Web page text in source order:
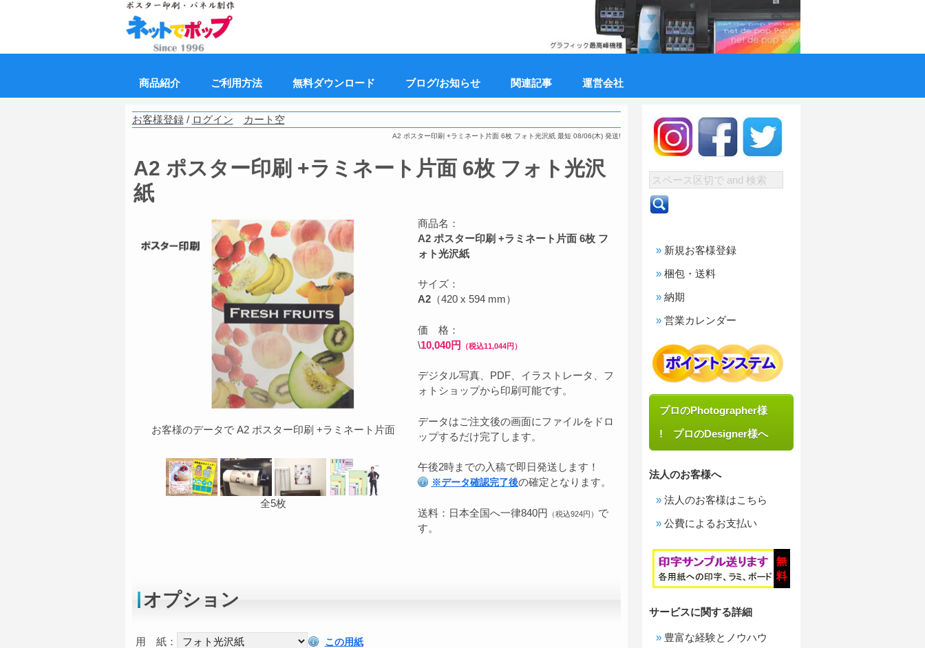
商品紹介 ご利用方法 無料ダウンロード ブログ/お知らせ 関連記事 運営会社
お客様登録/ ログイン カート空
A2 ポスター印刷 +ラミネート片面 6枚 フォト光沢紙 最短 08/06(木) 発送!
A2 ポスター印刷 +ラミネート片面 6枚 フォト光沢
紙
お客様のデータで A2 ポスター印刷 +ラミネート片面
全5枚
商品名：
A2 ポスター印刷 +ラミネート片面 6枚 フ
ォト光沢紙
サイズ：
A2（420 x 594 mm）
価 格：
\10,040円 （税込11,044円）
デジタル写真、PDF、イラストレータ、フ
ォトショップから印刷可能です。
データはご注文後の画面にファイルをドロ
ップするだけ完了します。
午後2時までの入稿で即日発送します！
※データ確認完了後の確定となります。
送料：日本全国へ一律840円 （税込924円）
で
す。
オプション
用 紙： この用紙
新規お客様登録
梱包・送料
納期
営業カレンダー
プロのPhotographer様
! プロのDesigner様へ
法人のお客様へ
法人のお客様はこちら
公費によるお支払い
サービスに関する詳細
豊富な経験とノウハウ